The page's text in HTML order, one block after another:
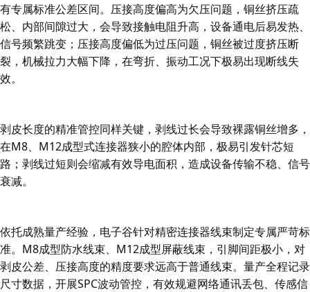
有专属标准公差区间。压接高度偏高为欠压问题，铜丝挤压疏
松、内部间隙过大，会导致接触电阻升高，设备通电后易发热、
信号频繁跳变；压接高度偏低为过压问题，铜丝被过度挤压断
裂，机械拉力大幅下降，在弯折、振动工况下极易出现断线失
效。
剥皮长度的精准管控同样关键，剥线过长会导致裸露铜丝增多，
在M8、M12成型式连接器狭小的腔体内部，极易引发针芯短
路；剥线过短则会缩减有效导电面积，造成设备传输不稳、信号
衰减。
依托成熟量产经验， 电子谷针对精密连接器线束制定专属严苛标
准。M8成型防水线束、M12成型屏蔽线束 ，引脚间距极小，对
剥皮公差、压接高度的精度要求远高于普通线束。量产全程记录
尺寸数据，开展SPC波动管控，有效规避网络通讯丢包、传感信